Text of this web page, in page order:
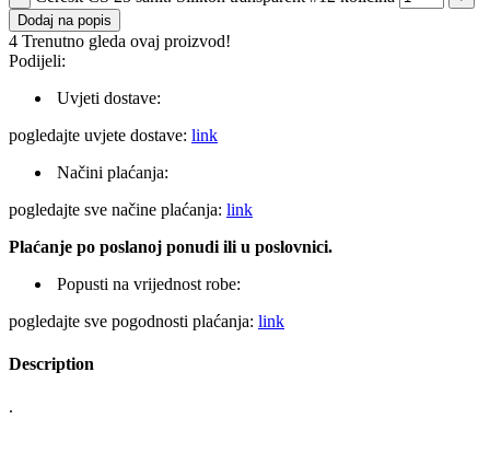
Dodaj na popis
4 Trenutno gleda ovaj proizvod!
Podijeli:
Uvjeti dostave:
pogledajte uvjete dostave: link
Načini plaćanja:
pogledajte sve načine plaćanja: link
Plaćanje po poslanoj ponudi ili u poslovnici.
Popusti na vrijednost robe:
pogledajte sve pogodnosti plaćanja: link
Description
.